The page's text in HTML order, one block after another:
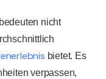
nicht
bietet. Es
verpassen,